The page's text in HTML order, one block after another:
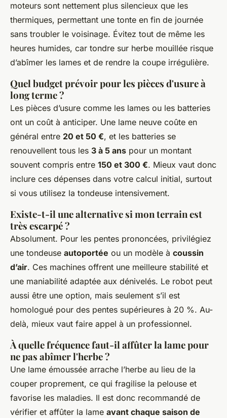
moteurs sont nettement plus silencieux que les
thermiques, permettant une tonte en fin de journée
sans troubler le voisinage. Évitez tout de même les
heures humides, car tondre sur herbe mouillée risque
d’abîmer les lames et de rendre la coupe irrégulière.
Quel budget prévoir pour les pièces d'usure à
long terme ?
Les pièces d’usure comme les lames ou les batteries
ont un coût à anticiper. Une lame neuve coûte en
général entre 20 et 50 €, et les batteries se
renouvellent tous les 3 à 5 ans pour un montant
souvent compris entre 150 et 300 €. Mieux vaut donc
inclure ces dépenses dans votre calcul initial, surtout
si vous utilisez la tondeuse intensivement.
Existe-t-il une alternative si mon terrain est
très escarpé ?
Absolument. Pour les pentes prononcées, privilégiez
une tondeuse autoportée ou un modèle à coussin
d’air. Ces machines offrent une meilleure stabilité et
une maniabilité adaptée aux dénivelés. Le robot peut
aussi être une option, mais seulement s’il est
homologué pour des pentes supérieures à 20 %. Au-
delà, mieux vaut faire appel à un professionnel.
À quelle fréquence faut-il affûter la lame pour
ne pas abîmer l'herbe ?
Une lame émoussée arrache l’herbe au lieu de la
couper proprement, ce qui fragilise la pelouse et
favorise les maladies. Il est donc recommandé de
vérifier et affûter la lame avant chaque saison de